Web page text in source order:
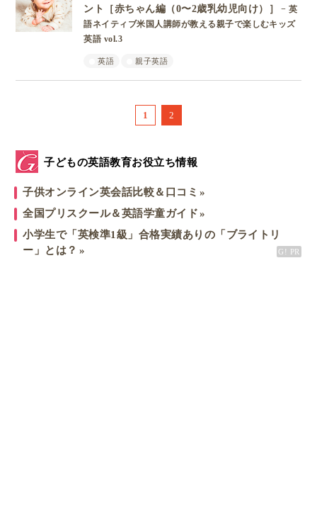
ント［赤ちゃん編（0〜2歳乳幼児向け）］
− 英
語ネイティブ米国人講師が教える親子で楽しむキッズ
英語 vol.3
英語 親子英語
1 2
子どもの英語教育お役立ち情報
子供オンライン英会話比較＆口コミ
全国プリスクール＆英語学童ガイド
小学生で「英検準1級」合格実績ありの「ブライトリ
ー」とは？